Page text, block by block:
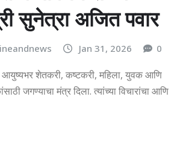
सुनेत्रा अजित पवार
Jan 31, 2026 0
आयुष्यभर शेतकरी, कष्टकरी, महिला, युवक आणि
जगण्याचा मंत्र दिला. त्यांच्या विचारांचा आणि